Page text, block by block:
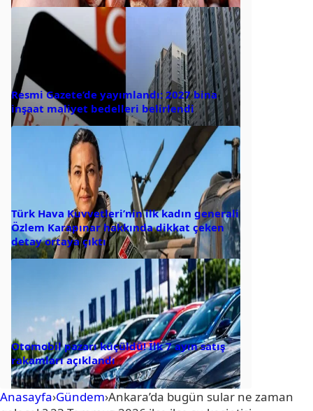
Resmi Gazete’de yayımlandı: 2027 bina
inşaat maliyet bedelleri belirlendi
Türk Hava Kuvvetleri’nin ilk kadın generali
Özlem Karapınar hakkında dikkat çeken
detay ortaya çıktı
Otomobil pazarı küçüldü! İlk 7 ayın satış
rakamları açıklandı
Anasayfa›Gündem›Ankara’da bugün sular ne zaman